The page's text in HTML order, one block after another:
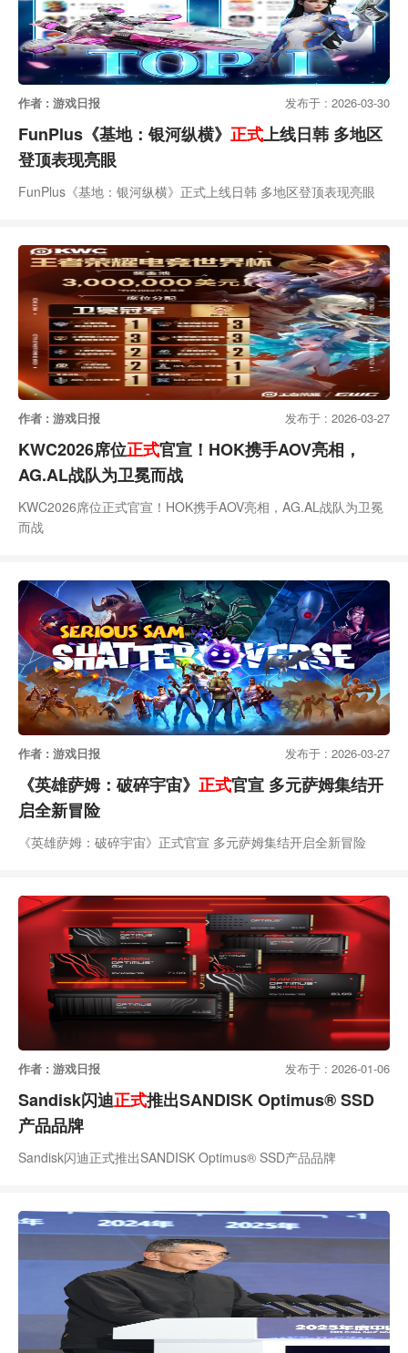
作者 : 游戏日报 发布于 : 2026-03-30
FunPlus《基地：银河纵横》 正式上线日韩 多地区
登顶表现亮眼
FunPlus《基地：银河纵横》正式上线日韩 多地区登顶表现亮眼
作者 : 游戏日报 发布于 : 2026-03-27
KWC2026席位正式官宣！HOK携手AOV亮相，
AG.AL战队为卫冕而战
KWC2026席位正式官宣！HOK携手AOV亮相，AG.AL战队为卫冕
而战
作者 : 游戏日报 发布于 : 2026-03-27
《英雄萨姆：破碎宇宙》 正式官宣 多元萨姆集结开
启全新冒险
《英雄萨姆：破碎宇宙》正式官宣 多元萨姆集结开启全新冒险
作者 : 游戏日报 发布于 : 2026-01-06
Sandisk闪迪正式推出SANDISK Optimus® SSD
产品品牌
Sandisk闪迪正式推出SANDISK Optimus® SSD产品品牌